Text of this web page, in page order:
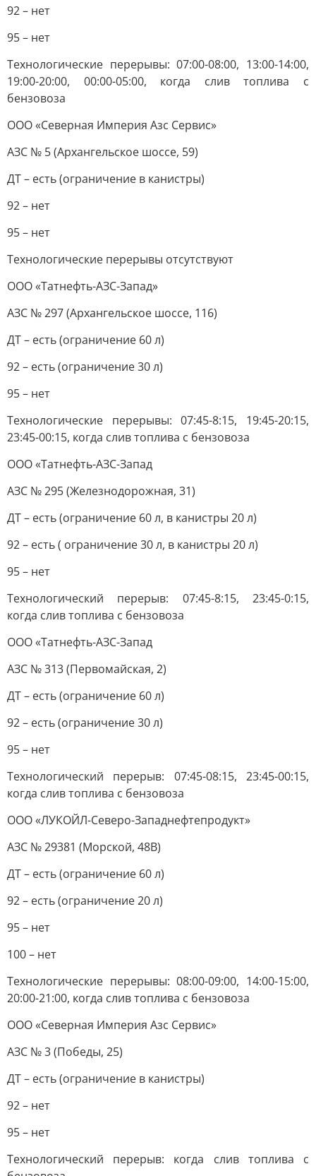
92 – нет
95 – нет
Технологические перерывы: 07:00-08:00, 13:00-14:00,
19:00-20:00, 00:00-05:00, когда слив топлива с
бензовоза
ООО «Северная Империя Азс Сервис»
АЗС № 5 (Архангельское шоссе, 59)
ДТ – есть (ограничение в канистры)
92 – нет
95 – нет
Технологические перерывы отсутствуют
ООО «Татнефть-АЗС-Запад»
АЗС № 297 (Архангельское шоссе, 116)
ДТ – есть (ограничение 60 л)
92 – есть (ограничение 30 л)
95 – нет
Технологические перерывы: 07:45-8:15, 19:45-20:15,
23:45-00:15, когда слив топлива с бензовоза
ООО «Татнефть-АЗС-Запад
АЗС № 295 (Железнодорожная, 31)
ДТ – есть (ограничение 60 л, в канистры 20 л)
92 – есть ( ограничение 30 л, в канистры 20 л)
95 – нет
Технологический перерыв: 07:45-8:15, 23:45-0:15,
когда слив топлива с бензовоза
ООО «Татнефть-АЗС-Запад
АЗС № 313 (Первомайская, 2)
ДТ – есть (ограничение 60 л)
92 – есть (ограничение 30 л)
95 – нет
Технологический перерыв: 07:45-08:15, 23:45-00:15,
когда слив топлива с бензовоза
ООО «ЛУКОЙЛ-Северо-Западнефтепродукт»
АЗС № 29381 (Морской, 48В)
ДТ – есть (ограничение 60 л)
92 – есть (ограничение 20 л)
95 – нет
100 – нет
Технологические перерывы: 08:00-09:00, 14:00-15:00,
20:00-21:00, когда слив топлива с бензовоза
ООО «Северная Империя Азс Сервис»
АЗС № 3 (Победы, 25)
ДТ – есть (ограничение в канистры)
92 – нет
95 – нет
Технологический перерыв: когда слив топлива с